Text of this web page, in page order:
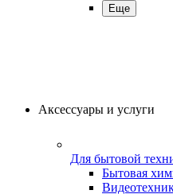
Еще
Аксессуары и услуги
Для бытовой
Бытовая